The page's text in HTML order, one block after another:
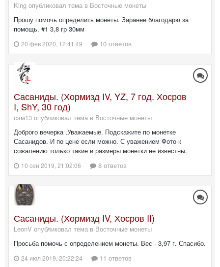
King опубликовал тема в Восточные монеты
Прошу помочь определить монеты. Заранее благодарю за
помощь. #1 3,8 гр 30мм
20 фев 2020, 12:41:49 10 ответов
Сасаниды. (Хормизд IV, YZ, 7 год. Хосров
I, ShY, 30 год)
сэм13 опубликовал тема в Восточные монеты
Доброго вечерка ,Уважаемые. Подскажите по монетке
Сасанидов. И по цене если можно. С уважением Фото к
сожалению только такие и размеры монетки не известны.
10 сен 2019, 21:02:06 8 ответов
Сасаниды. (Хормизд IV, Хосров II)
LeonV опубликовал тема в Восточные монеты
Просьба помочь с определением монеты. Вес - 3,97 г. Спасибо.
24 июл 2019, 20:22:24 11 ответов